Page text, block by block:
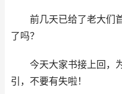
前几天已给了老大们
了吗？
今天大家书接上回，
引，不要有失啦！